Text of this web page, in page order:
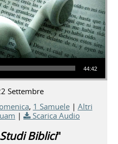
44:42
Settembre
, 1 Samuele| Altri
| Scarica Audio
Biblici"